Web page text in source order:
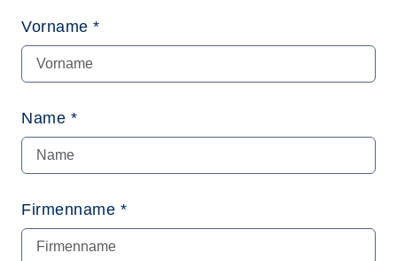
Vorname *
Name *
Firmenname *